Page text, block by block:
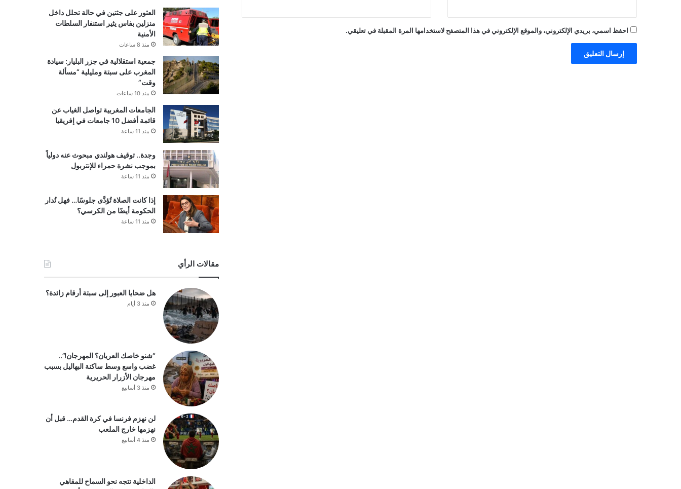
احفظ اسمي، بريدي الإلكتروني، والموقع الإلكتروني في هذا المتصفح لاستخدامها المرة المقبلة في تعليقي.
العثور على جثتين في حالة تحلل داخل
منزلين بفاس يثير استنفار السلطات
الأمنية
منذ 8 ساعات
جمعية استقلالية في جزر البليار: سيادة
المغرب على سبتة ومليلية “مسألة
وقت”
منذ 10 ساعات
الجامعات المغربية تواصل الغياب عن
قائمة أفضل 10 جامعات في إفريقيا
منذ 11 ساعة
وجدة.. توقيف هولندي مبحوث عنه دولياً
بموجب نشرة حمراء للإنتربول
منذ 11 ساعة
إذا كانت الصلاة تُؤدَّى جلوسًا… فهل تُدار
الحكومة أيضًا من الكرسي؟
منذ 11 ساعة
مقالات الرأي
هل ضحايا العبور إلى سبتة أرقام زائدة؟
منذ 3 أيام
“شنو خاصك العريان؟ المهرجان!”..
غضب واسع وسط ساكنة البهاليل بسبب
مهرجان الأزرار الحريرية
منذ 3 أسابيع
لن نهزم فرنسا في كرة القدم… قبل أن
نهزمها خارج الملعب
منذ 4 أسابيع
الداخلية تتجه نحو السماح للمقاهي